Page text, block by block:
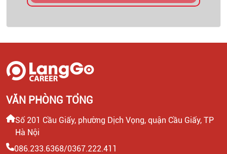
VĂN PHÒNG TỔNG
Số 201 Cầu Giấy, phường Dịch Vọng, quận Cầu Giấy, TP
Hà Nội
086.233.6368/0367.222.411